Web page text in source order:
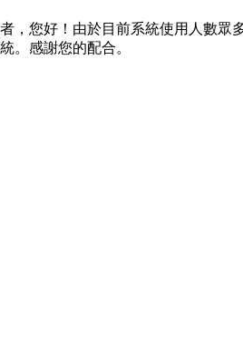
，您好！由於目前系統使用人數眾
。感謝您的配合。